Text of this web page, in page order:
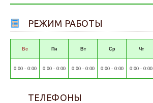
РЕЖИМ РАБОТЫ
Вс Пн Вт Ср Чт
0:00 - 0:00 0:00 - 0:00 0:00 - 0:00 0:00 - 0:00 0:00 - 0:00
ТЕЛЕФОНЫ